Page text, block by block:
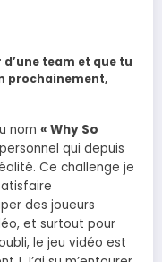
team et que tu
prochainement,
nom « Why So
qui depuis
Ce challenge je
des joueurs
et surtout pour
le jeu vidéo est